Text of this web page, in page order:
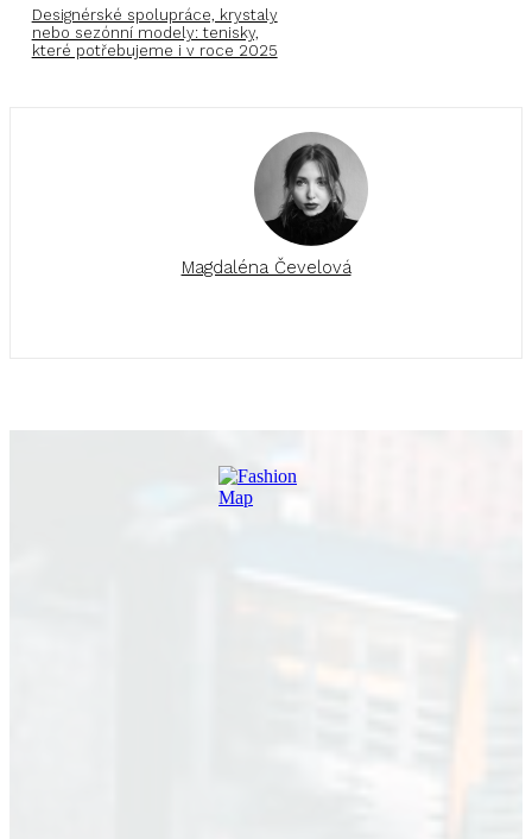
Designérské spolupráce, krystaly
nebo sezónní modely: tenisky,
které potřebujeme i v roce 2025
Magdaléna Čevelová